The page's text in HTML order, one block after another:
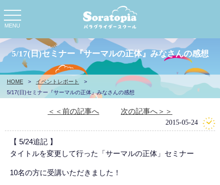
toggle
navigation
MENU
HOME > イベントレポート
>
5/17(日)セミナー『サーマルの正体』みなさんの感想
5/17(日)セミナー『サーマルの正体』みなさんの感想
＜＜前の記事へ 次の記事へ＞＞
2015-05-24
【 5/24追記 】
タイトルを変更して行った「サーマルの正体」セミナー
10名の方に受講いただきました！